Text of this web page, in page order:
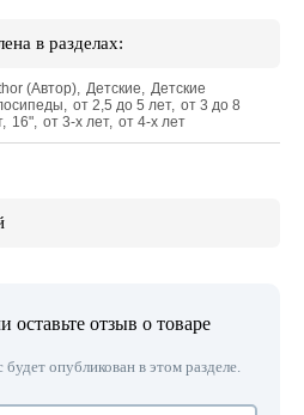
в разделах:
(Автор), Детские, Детские
, от 2,5 до 5 лет, от 3 до 8
, 16", от 3-х лет, от 4-х лет
оставьте отзыв о товаре
опубликован в этом разделе.